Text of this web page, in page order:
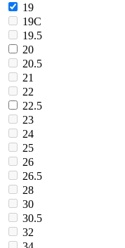
19
19C
19.5
20
20.5
21
22
22.5
23
24
25
26
26.5
28
30
30.5
32